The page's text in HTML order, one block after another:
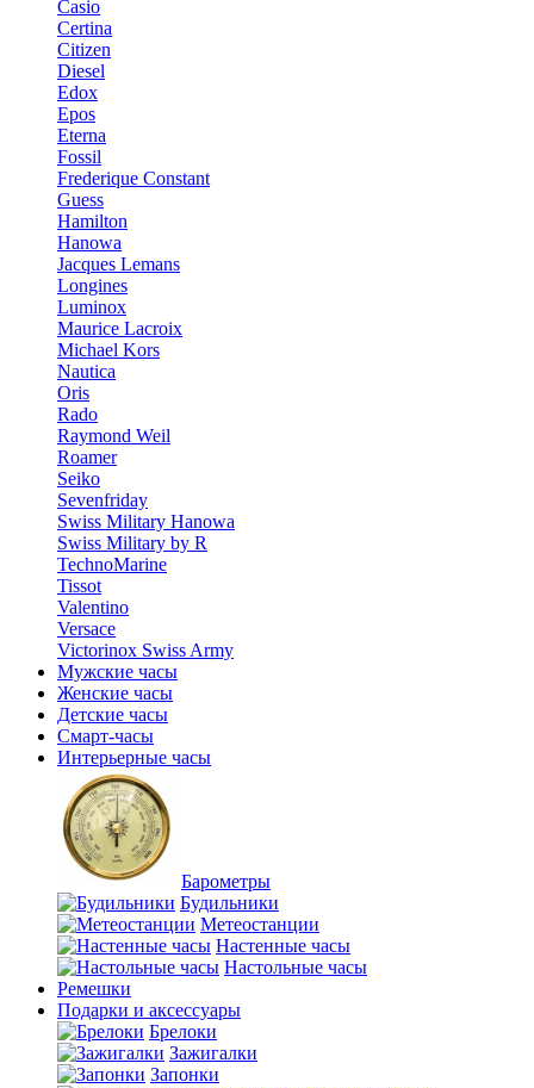
Casio
Certina
Citizen
Diesel
Edox
Epos
Eterna
Fossil
Frederique Constant
Guess
Hamilton
Hanowa
Jacques Lemans
Longines
Luminox
Maurice Lacroix
Michael Kors
Nautica
Oris
Rado
Raymond Weil
Roamer
Seiko
Sevenfriday
Swiss Military Hanowa
Swiss Military by R
TechnoMarine
Tissot
Valentino
Versace
Victorinox Swiss Army
Мужские часы
Женские часы
Детские часы
Смарт-часы
Интерьерные часы
Барометры
Будильники
Метеостанции
Настенные часы
Настольные часы
Ремешки
Подарки и аксессуары
Брелоки
Зажигалки
Запонки